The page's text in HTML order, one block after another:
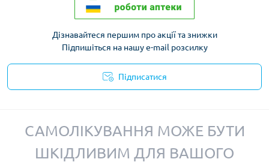
Дізнавайтеся першим про акції та знижки
Підпишіться на нашу e-mail розсилку
Підписатися
САМОЛІКУВАННЯ МОЖЕ БУТИ
ШКІДЛИВИМ ДЛЯ ВАШОГО